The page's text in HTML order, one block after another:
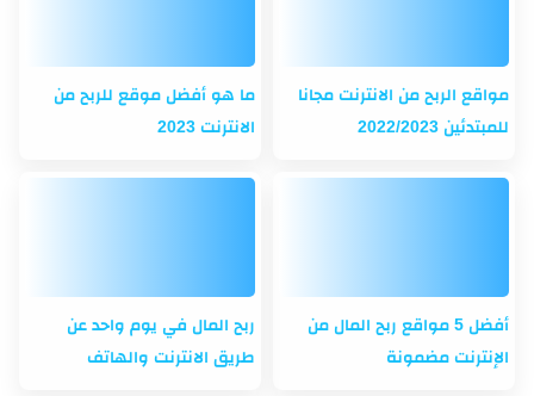
مواقع الربح من الانترنت مجانا
للمبتدئين 2022/2023
ما هو أفضل موقع للربح من
الانترنت 2023
أفضل 5 مواقع ربح المال من
الإنترنت مضمونة
ربح المال في يوم واحد عن
طريق الانترنت والهاتف